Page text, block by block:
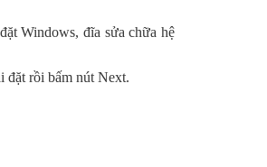
Windows, đĩa sửa chữa hệ
đặt rồi bấm nút Next.